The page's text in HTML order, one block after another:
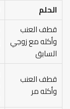
الحلم
قطف العنب
وأكله مع زوجي
السابق
قطف العنب
وأكله مر